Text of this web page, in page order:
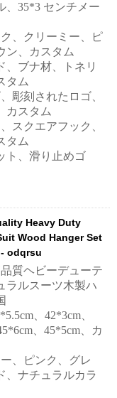
、35*3 センチメー
、クリーミー、ピ
ン、カスタム
、ブナ材、トネリ
タム
彫刻されたロゴ、
カスタム
スクエアフック、
タム
ト、滑り止めゴ
Heavy Duty
Wood Hanger Set
odqrsu
質ヘビーデューテ
ラルスーツ木製ハ
、42*3cm、
、45*5cm、カ
、ピンク、グレ
、ナチュラルカラ